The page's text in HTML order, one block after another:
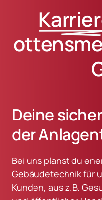
Deine
der
Bei uns planst du
Gebäudetechnik für
Kunden, aus z.B.